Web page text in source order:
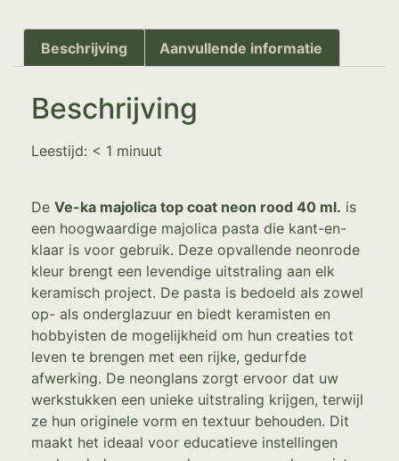
Beschrijving Aanvullende informatie
Beschrijving
Leestijd: < 1 minuut
De Ve-ka majolica top coat neon rood 40 ml. is
een hoogwaardige majolica pasta die kant-en-
klaar is voor gebruik. Deze opvallende neonrode
kleur brengt een levendige uitstraling aan elk
keramisch project. De pasta is bedoeld als zowel
op- als onderglazuur en biedt keramisten en
hobbyisten de mogelijkheid om hun creaties tot
leven te brengen met een rijke, gedurfde
afwerking. De neonglans zorgt ervoor dat uw
werkstukken een unieke uitstraling krijgen, terwijl
ze hun originele vorm en textuur behouden. Dit
maakt het ideaal voor educatieve instellingen